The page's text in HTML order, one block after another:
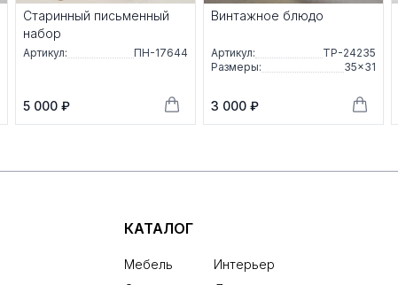
Старинный письменный
набор
Артикул: ПН-17644
5 000 ₽
Винтажное блюдо
Артикул:
ТР-24235
Размеры:
35×31
3 000 ₽
КАТАЛОГ
Мебель
Интерьер